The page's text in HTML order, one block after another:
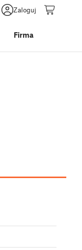
Zaloguj
Firma